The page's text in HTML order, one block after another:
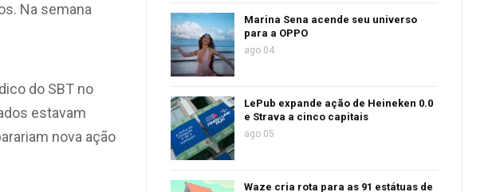
Na semana
do SBT no
estavam
nova ação
Marina Sena acende seu universo
para a OPPO
ago 04
LePub expande ação de Heineken 0.0
e Strava a cinco capitais
ago 05
Waze cria rota para as 91 estátuas de